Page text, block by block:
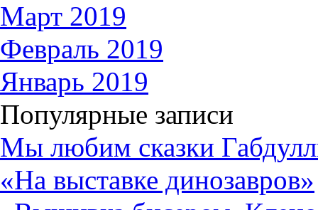
Март 2019
Февраль 2019
Январь 2019
Популярные записи
Мы любим сказки
«На выставке динозавров»